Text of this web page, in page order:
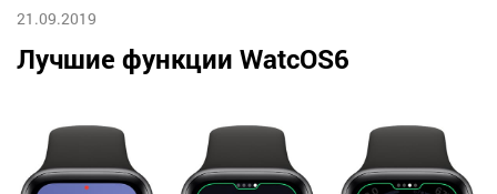
21.09.2019
Лучшие функции WatcOS6